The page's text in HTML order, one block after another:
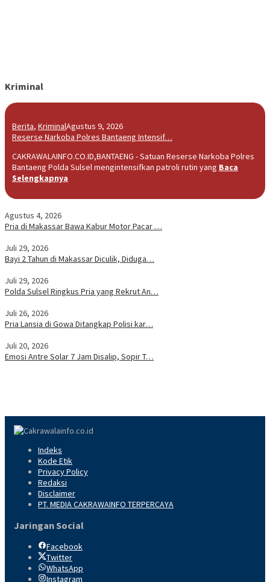
Kriminal
Berita, KriminalAgustus 9, 2026
Reserse Narkoba Polres Bantaeng Intensif…
CAKRAWALAINFO.CO.ID,BANTAENG - Satuan Reserse Narkoba Polres
Bantaeng Polda Sulsel mengintensifkan patroli rutin yang Baca
Selengkapnya
Agustus 4, 2026
Pria di Makassar Bawa Kabur Motor Pacar …
Juli 29, 2026
Bayi 2 Tahun di Makassar Diculik, Diduga…
Juli 29, 2026
Polda Sulsel Ringkus Pria yang Rekrut An…
Juli 26, 2026
Pria Lansia di Gowa Ditangkap Polisi kar…
Juli 20, 2026
Emosi Antre Solar 7 Jam Disalip, Sopir T…
Indeks
Kode Etik
Privacy Policy
Redaksi
Disclaimer
PT. MEDIA CAKRAWAINFO TERPERCAYA
Jaringan Social
Facebook
Twitter
WhatsApp
Instagram